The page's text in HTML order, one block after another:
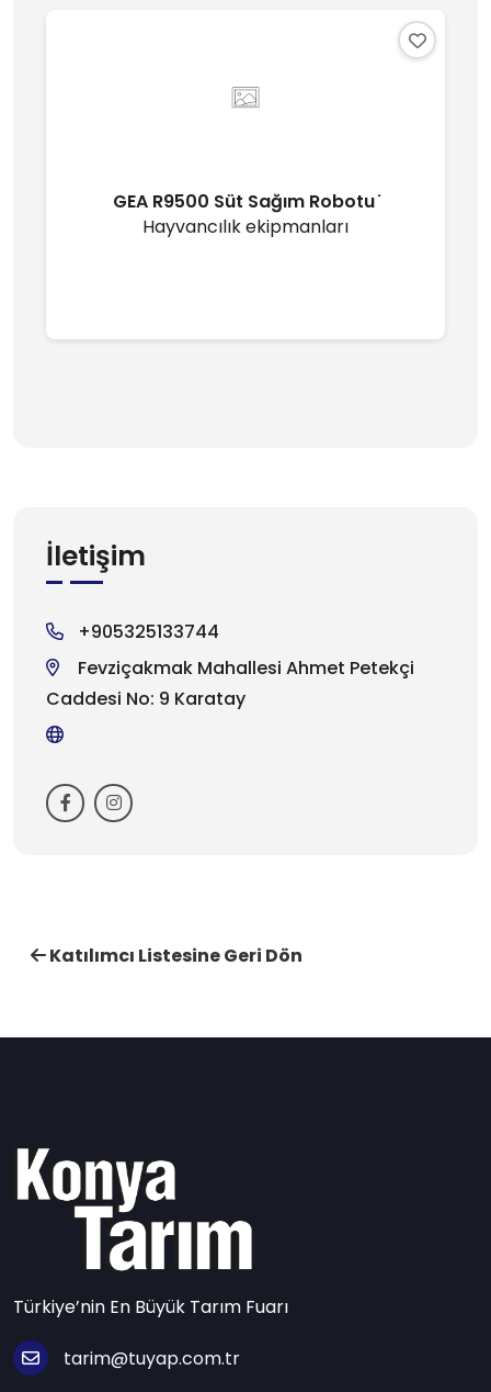
GEA R9500 Süt Sağım Robotu ̇
Hayvancılık ekipmanları
İletişim
+905325133744
Fevziçakmak Mahallesi Ahmet Petekçi
Caddesi No: 9 Karatay
Katılımcı Listesine Geri Dön
Türkiye’nin En Büyük Tarım Fuarı
tarim@tuyap.com.tr